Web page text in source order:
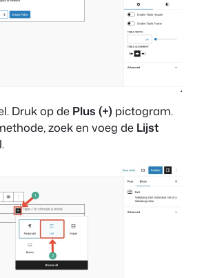
Druk op de Plus (+) pictogram.
zoek en voeg de Lijst